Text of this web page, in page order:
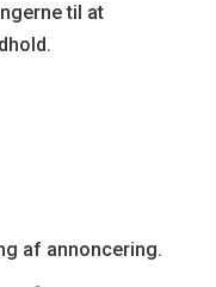
til at
af annoncering.